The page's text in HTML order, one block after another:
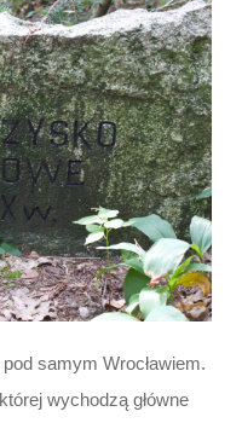
samym Wrocławiem.
wychodzą główne